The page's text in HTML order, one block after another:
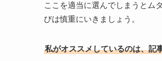
ここを適当に選んでしまうとム
びは慎重にいきましょう。
私がオススメしているのは、記